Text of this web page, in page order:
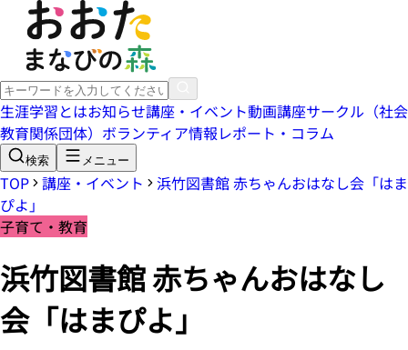
生涯学習とはお知らせ講座・イベント動画講座サークル（社会
教育関係団体） ボランティア情報レポート・コラム
検索 メニュー
TOP 講座・イベント
浜竹図書館 赤ちゃんおはなし会「はま
ぴよ」
子育て・教育
浜竹図書館 赤ちゃんおはなし
会「はまぴよ」